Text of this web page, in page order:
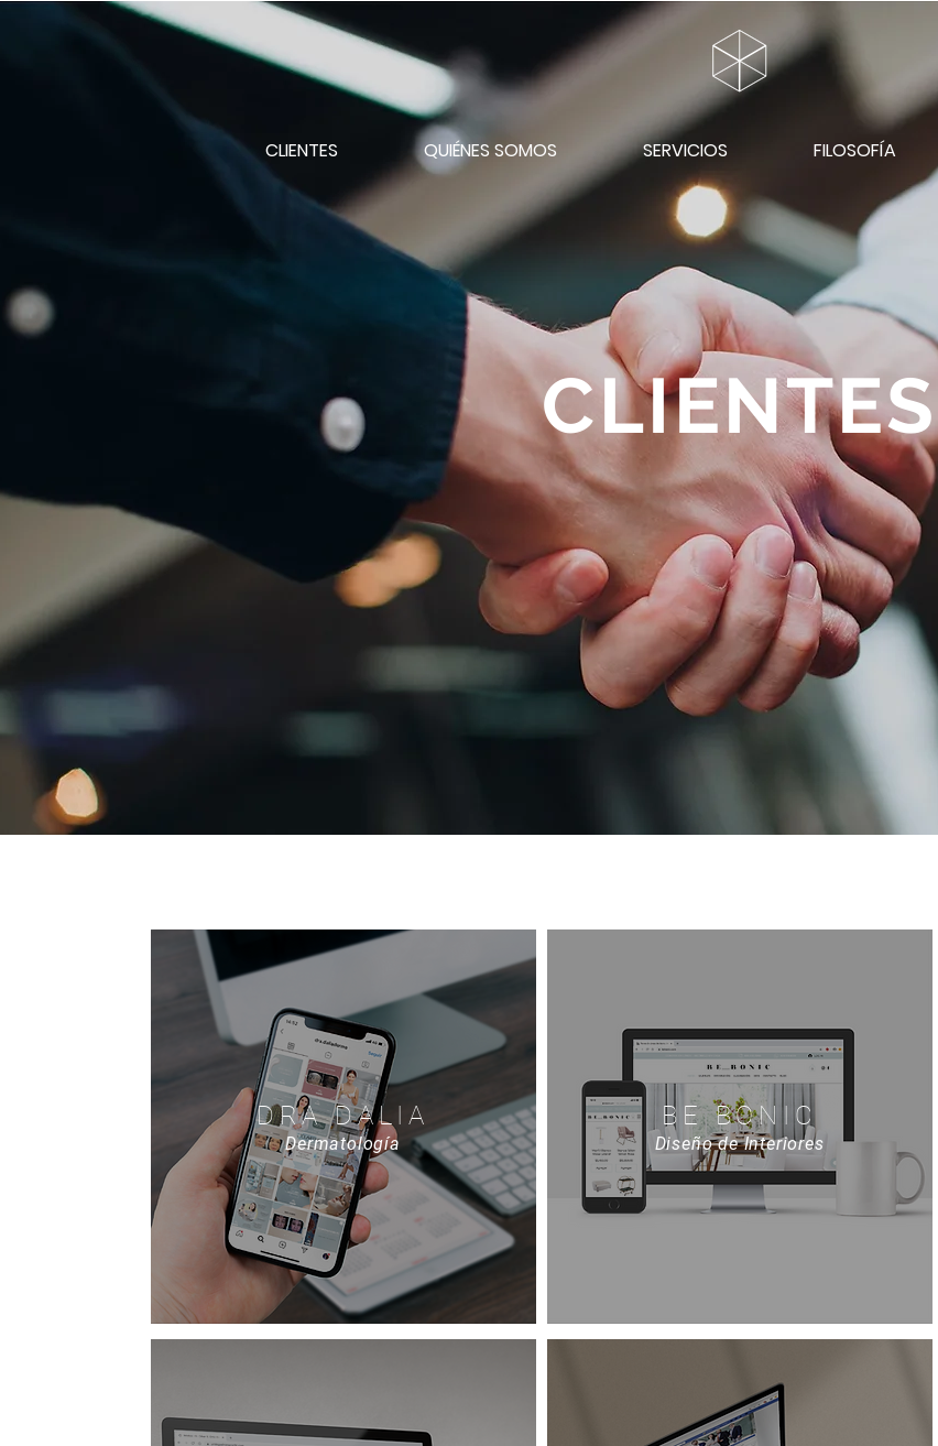
CLIENTES QUIÉNES SOMOS SERVICIOS FILOSOFÍA
CLIENTES
DRA DALIA
Dermatología
BE BONIC
Diseño de Interiores